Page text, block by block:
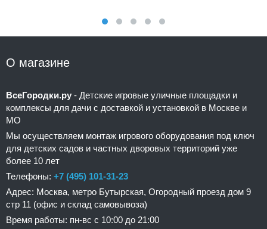
О магазине
ВсеГородки.ру - Детские игровые уличные площадки и
комплексы для дачи с доставкой и установкой в Москве и
МО
Мы осуществляем монтаж игрового оборудования под ключ
для детских садов и частных дворовых территорий уже
более 10 лет
Телефоны: +7 (495) 101-31-23
Адрес: Москва, метро Бутырская, Огородный проезд дом 9
стр 11 (офис и склад самовывоза)
Время работы: пн-вс с 10:00 до 21:00